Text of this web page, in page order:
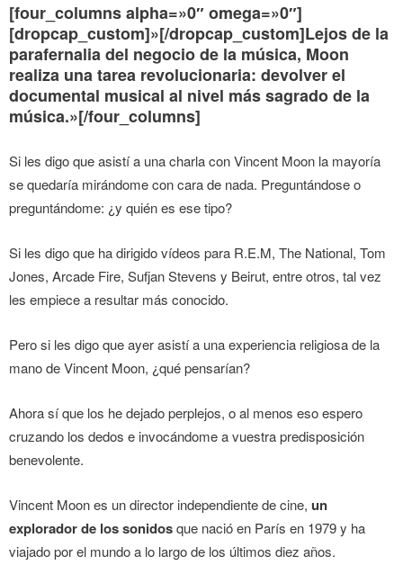
[four_columns alpha=»0″ omega=»0″]
[dropcap_custom]»[/dropcap_custom]Lejos de la
parafernalia del negocio de la música, Moon
realiza una tarea revolucionaria: devolver el
documental musical al nivel más sagrado de la
música.»[/four_columns]
Si les digo que asistí a una charla con Vincent Moon la mayoría
se quedaría mirándome con cara de nada. Preguntándose o
preguntándome: ¿y quién es ese tipo?
Si les digo que ha dirigido vídeos para R.E.M, The National, Tom
Jones, Arcade Fire, Sufjan Stevens y Beirut, entre otros, tal vez
les empiece a resultar más conocido.
Pero si les digo que ayer asistí a una experiencia religiosa de la
mano de Vincent Moon, ¿qué pensarían?
Ahora sí que los he dejado perplejos, o al menos eso espero
cruzando los dedos e invocándome a vuestra predisposición
benevolente.
Vincent Moon es un director independiente de cine, un
explorador de los sonidosque nació en París en 1979 y ha
viajado por el mundo a lo largo de los últimos diez años.